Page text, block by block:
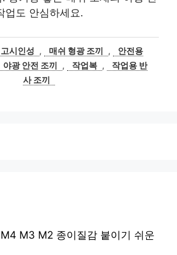
업도 안심하세요.
고시인성 , 매쉬 형광 조끼 ,
안전용
야광 안전 조끼 , 작업복 ,
작업용 반
사 조끼
M3 M2 종이질감 붙이기 쉬운